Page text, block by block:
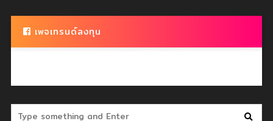
เพจเทรนด์ลงทุน